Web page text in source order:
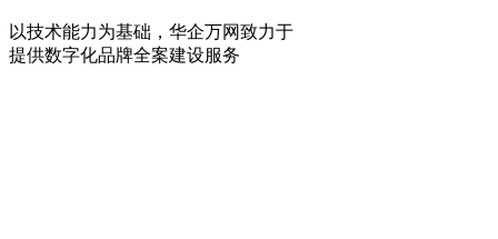
以技术能力为基础，华企万网致力于
提供数字化品牌全案建设服务